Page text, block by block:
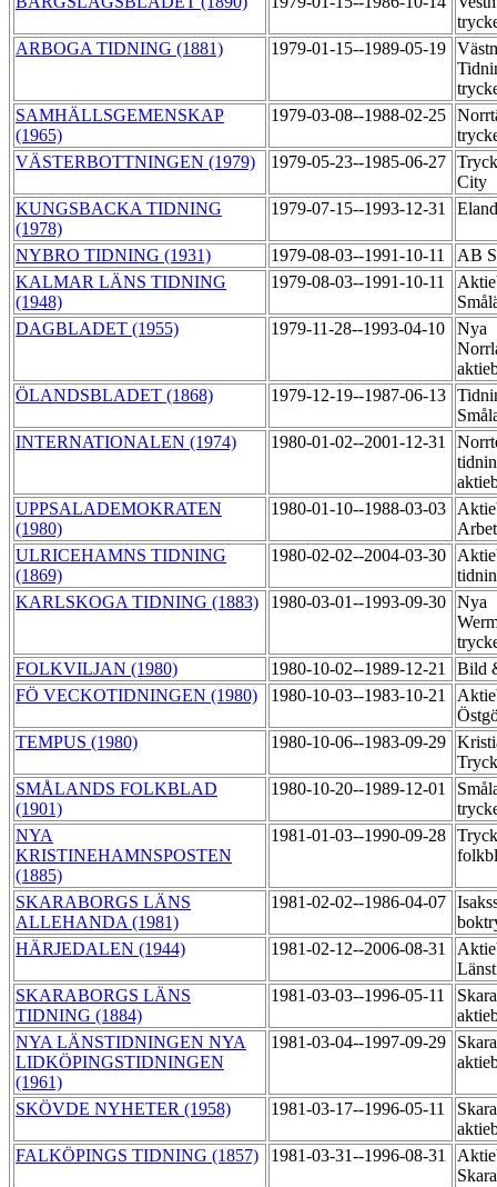
ARBOGA TIDNING (1881)
1979-01-15--1989-05-19
SAMHÄLLSGEMENSKAP
(1965)
1979-03-08--1988-02-25
VÄSTERBOTTNINGEN (1979)
1979-05-23--1985-06-27
City
KUNGSBACKA TIDNING
(1978)
1979-07-15--1993-12-31
NYBRO TIDNING (1931) 1979-08-03--1991-10-11
AB
KALMAR LÄNS TIDNING
(1948)
1979-08-03--1991-10-11
DAGBLADET (1955)
1979-11-28--1993-04-10
Nya
ÖLANDSBLADET (1868)
1979-12-19--1987-06-13
INTERNATIONALEN (1974)
1980-01-02--2001-12-31
UPPSALADEMOKRATEN
(1980)
1980-01-10--1988-03-03
ULRICEHAMNS TIDNING
(1869)
1980-02-02--2004-03-30
KARLSKOGA TIDNING (1883)
1980-03-01--1993-09-30 Nya
FOLKVILJAN (1980)
1980-10-02--1989-12-21
Bild
FÖ VECKOTIDNINGEN (1980)
1980-10-03--1983-10-21
TEMPUS (1980)
1980-10-06--1983-09-29
SMÅLANDS FOLKBLAD
(1901)
1980-10-20--1989-12-01
NYA
KRISTINEHAMNSPOSTEN
(1885)
1981-01-03--1990-09-28
SKARABORGS LÄNS
ALLEHANDA (1981)
1981-02-02--1986-04-07
HÄRJEDALEN (1944)
1981-02-12--2006-08-31
SKARABORGS LÄNS
TIDNING (1884)
1981-03-03--1996-05-11
NYA LÄNSTIDNINGEN NYA
LIDKÖPINGSTIDNINGEN
(1961)
1981-03-04--1997-09-29
SKÖVDE NYHETER (1958) 1981-03-17--1996-05-11
FALKÖPINGS TIDNING (1857)
1981-03-31--1996-08-31